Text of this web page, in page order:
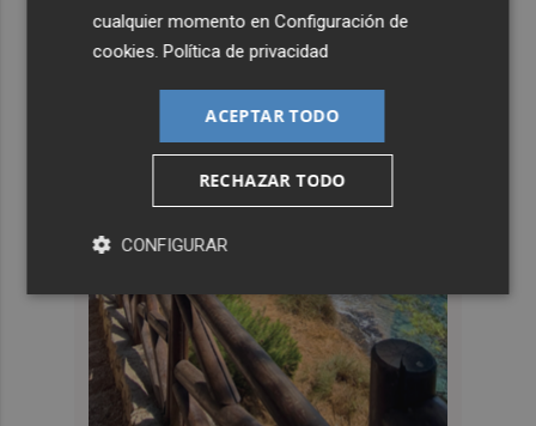
cualquier momento enConfiguración de
cookies .Política de privacidad
ACEPTAR TODO
RECHAZAR TODO
CONFIGURAR